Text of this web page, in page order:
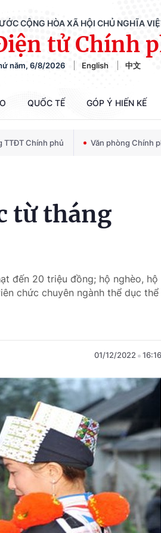
CỘNG HÒA XÃ HỘI CHỦ NGHĨA
tử Chính
năm, 6/8/2026 English 中文
QUỐC TẾ GÓP Ý HIẾN KẾ
TTĐT Chính phủ Văn phòng Chính
từ tháng
đến 20 triệu đồng; hộ nghèo, hộ
chức chuyên ngành thể dục thể
01/12/2022 16:16